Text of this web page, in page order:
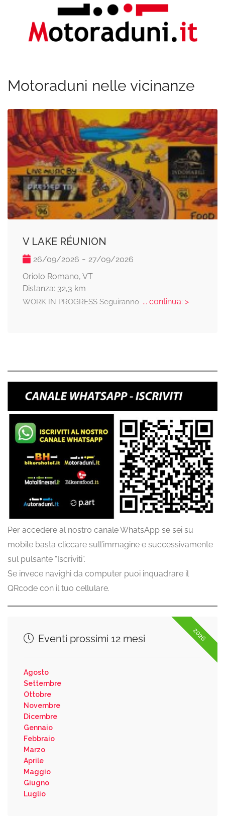
Motoraduni nelle vicinanze
V LAKE RÉUNION
26/09/2026 - 27/09/2026
Oriolo Romano, VT
Distanza: 32,3 km
WORK IN PROGRESS Seguiranno... continua: >
Per accedere al nostro canale WhatsApp se sei su
mobile basta cliccare sull’immagine e successivamente
sul pulsante “Iscriviti”.
Se invece navighi da computer puoi inquadrare il
QRcode con il tuo cellulare.
2026
Eventi prossimi 12 mesi
Agosto
Settembre
Ottobre
Novembre
Dicembre
Gennaio
Febbraio
Marzo
Aprile
Maggio
Giugno
Luglio